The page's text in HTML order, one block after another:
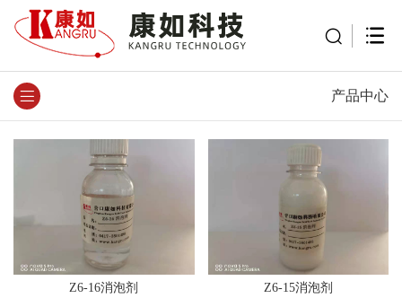
产品中心
Z6-16消泡剂 Z6-15消泡剂